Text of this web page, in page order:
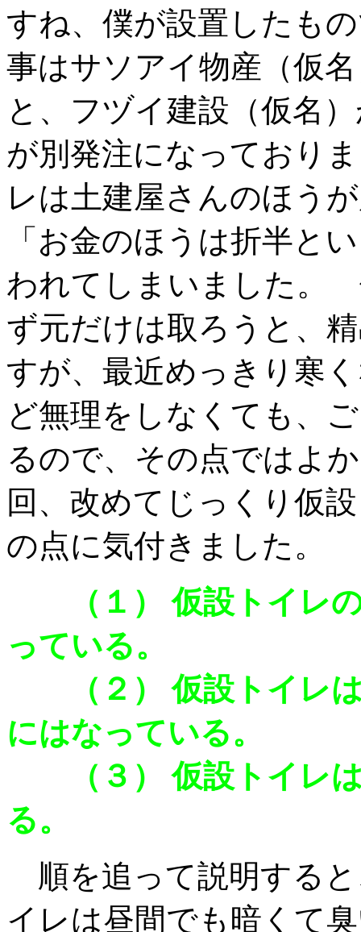
すね、僕が設置したも
事はサソアイ物産（仮
と、フヅイ建設（仮名
が別発注になっており
レは土建屋さんのほう
「お金のほうは折半と
われてしまいました。
ず元だけは取ろうと、
すが、最近めっきり寒
ど無理をしなくても、
るので、その点ではよ
回、改めてじっくり仮
の点に気付きました。
（１） 仮設トイレの
っている。
（２） 仮設トイレは
にはなっている。
（３） 仮設トイレは
る。
順を追って説明する
イレは昼間でも暗くて